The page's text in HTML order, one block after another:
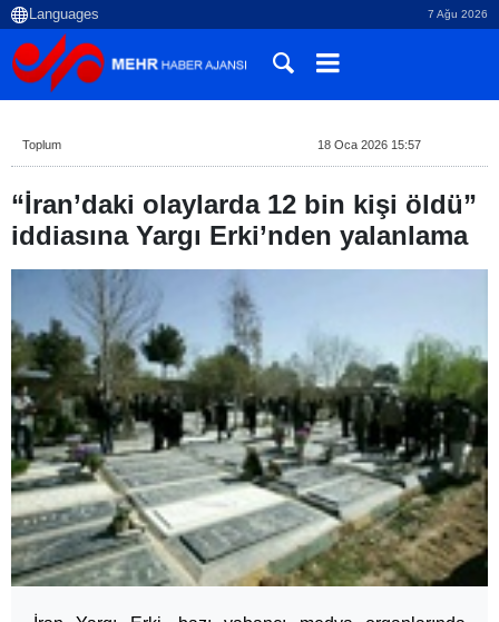
7 Ağu 2026
Toplum 18 Oca 2026 15:57
“İran’daki olaylarda 12 bin kişi öldü”
iddiasına Yargı Erki’nden yalanlama